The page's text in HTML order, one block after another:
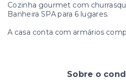
Cozinha gourmet com
Banheira SPA para 6 lugares.
A casa conta com armários
Sobre o